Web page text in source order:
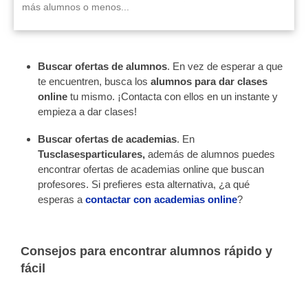
más alumnos o menos...
Buscar ofertas de alumnos. En vez de esperar a que
te encuentren, busca losalumnos para dar clases
online tu mismo. ¡Contacta con ellos en un instante y
empieza a dar clases!
Buscar ofertas de academias. En
Tusclasesparticulares, además de alumnos puedes
encontrar ofertas de academias online que buscan
profesores. Si prefieres esta alternativa, ¿a qué
esperas acontactar con academias online?
Consejos para encontrar alumnos rápido y
fácil